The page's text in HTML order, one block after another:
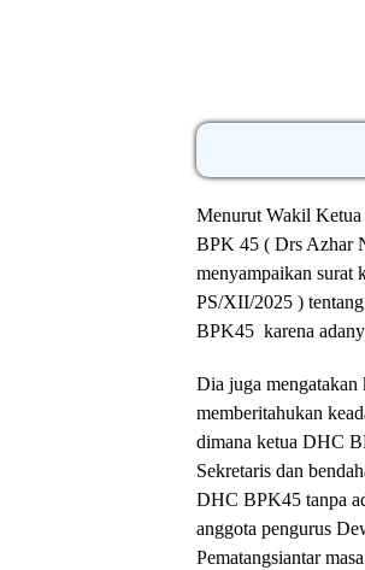
Menurut Wakil
BPK 45 ( Drs Azhar
menyampaikan surat
PS/XII/2025 )
BPK45 karena
Dia juga mengatakan
memberitahukan
dimana ketua DHC
Sekretaris dan
DHC BPK45 tanpa
anggota pengurus
Pematangsiantar